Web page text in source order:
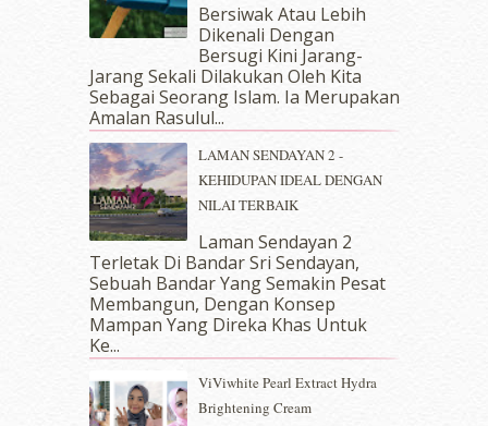
August 2018(5)
(4)
May 2018(13)
April 2018(7)
March 2018(10)
February 2018(7)
January 2018(13)
December 2017(12)
November 2017(7)
October 2017(11)
September 2017(15)
August 2017(5)
(10)
June 2017(19)
May 2017(14)
April 2017(13)
Bersiwak Atau Lebih
Dikenali Dengan
Bersugi Kini Jarang-
Jarang Sekali Dilakukan Oleh Kita
Sebagai Seorang Islam. Ia Merupakan
Amalan Rasulul...
LAMAN SENDAYAN 2 -
KEHIDUPAN IDEAL DENGAN
NILAI TERBAIK
Laman Sendayan 2
Terletak Di Bandar Sri Sendayan,
Sebuah Bandar Yang Semakin Pesat
Membangun, Dengan Konsep
Mampan Yang Direka Khas Untuk
Ke...
ViViwhite Pearl Extract Hydra
Brightening Cream